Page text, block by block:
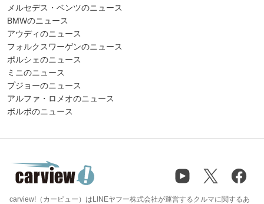
メルセデス・ベンツのニュース
BMWのニュース
アウディのニュース
フォルクスワーゲンのニュース
ポルシェのニュース
ミニのニュース
プジョーのニュース
アルファ・ロメオのニュース
ボルボのニュース
carview!（カービュー）はLINEヤフー株式会社が運営するクルマに関するあ